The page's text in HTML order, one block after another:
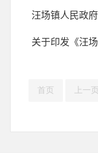
首页 上一页